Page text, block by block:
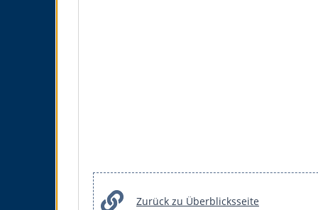
Zurück zu Überblicksseite